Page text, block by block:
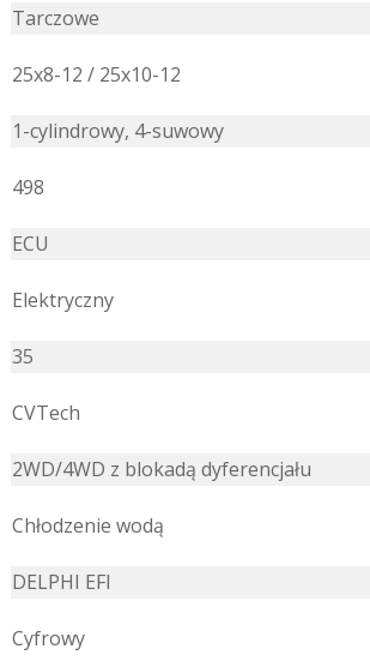
Tarczowe
25x8-12 / 25x10-12
1-cylindrowy, 4-suwowy
498
ECU
Elektryczny
35
CVTech
2WD/4WD z blokadą dyferencjału
Chłodzenie wodą
DELPHI EFI
Cyfrowy